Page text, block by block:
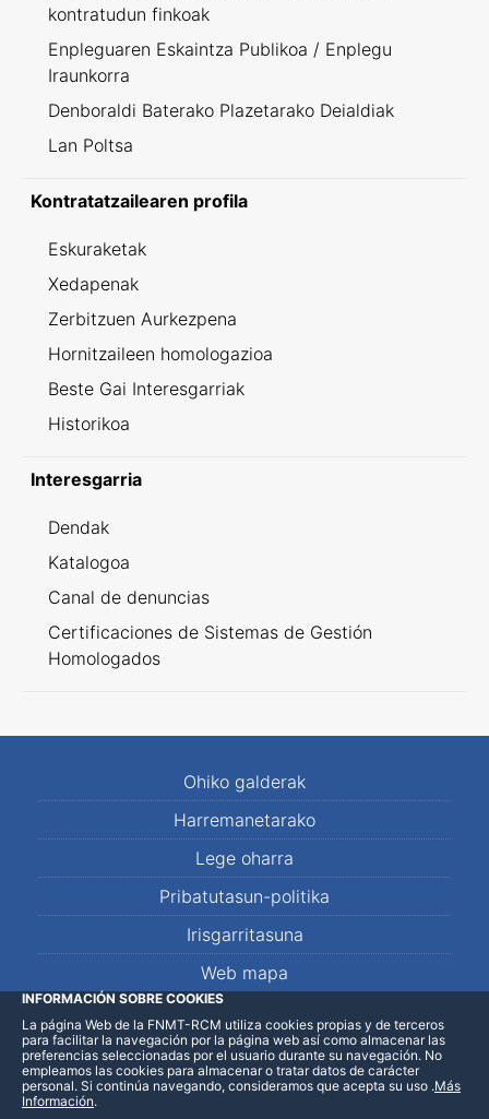
kontratudun finkoak
Enpleguaren Eskaintza Publikoa / Enplegu
Iraunkorra
Denboraldi Baterako Plazetarako Deialdiak
Lan Poltsa
Kontratatzailearen profila
Eskuraketak
Xedapenak
Zerbitzuen Aurkezpena
Hornitzaileen homologazioa
Beste Gai Interesgarriak
Historikoa
Interesgarria
Dendak
Katalogoa
Canal de denuncias
Certificaciones de Sistemas de Gestión
Homologados
Ohiko galderak
Harremanetarako
Lege oharra
Pribatutasun-politika
Irisgarritasuna
Web mapa
LinkedInFacebookWhatsApp
INFORMACIÓN SOBRE COOKIES
La página Web de la FNMT-RCM utiliza cookies propias y de terceros
para facilitar la navegación por la página web así como almacenar las
preferencias seleccionadas por el usuario durante su navegación. No
empleamos las cookies para almacenar o tratar datos de carácter
personal. Si continúa navegando, consideramos que acepta su uso .Más
Información.